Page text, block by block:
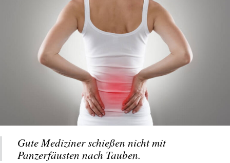
Gute Mediziner schießen nicht mit
Panzerfäusten nach Tauben.